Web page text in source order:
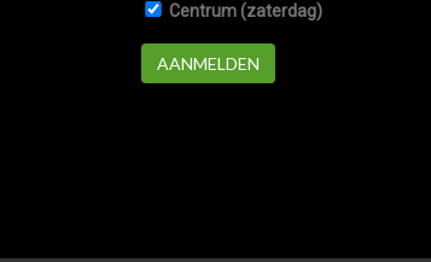
Centrum (zaterdag)
AANMELDEN